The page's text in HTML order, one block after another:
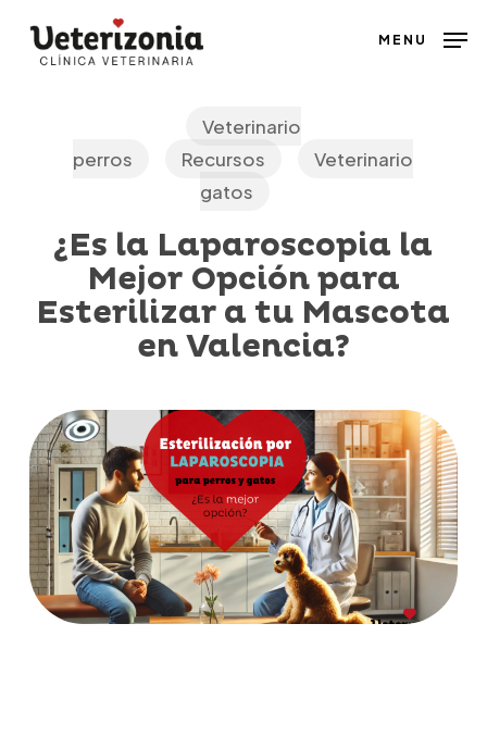
MENU
Veterinario
perros
Recursos
Veterinario
gatos
¿Es la Laparoscopia la
Mejor Opción para
Esterilizar a tu Mascota
en Valencia?